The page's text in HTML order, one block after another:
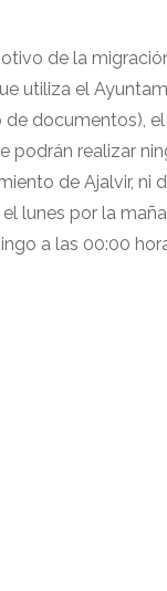
de la
utiliza el
documentos),
podrán realizar
de Ajalvir, ni
lunes por la
a las 00:00